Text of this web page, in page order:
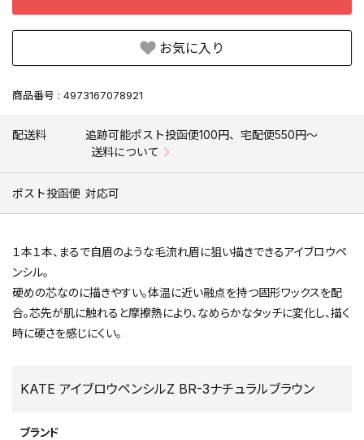
お気に入り
商品番号 4973167078921
配送料
追跡可能ポスト投函便100円、宅配便550円〜
送料について
ポスト投函便 対応可
１本１本、まるで自眉のような毛流れ眉に狙い描きできるアイブロウペ
ンシル。
硬めの芯なのに描きやすい。体温に近い融点を持つ固形ワックスを配
合。芯先が肌に触れると摩擦熱により、なめらかなタッチに変化し、描く
時に硬さを感じにくい。
KATE アイブロウペンシルZ BR-3ナチュラルブラウン
ブランド